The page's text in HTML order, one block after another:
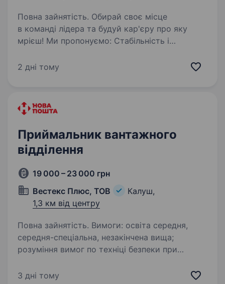
Повна зайнятість. Обирай своє місце
в команді лідера та будуй кар'єру про яку
мрієш! Ми пропонуємо: Стабільність і
ти це відчуєш. Офіційне працевлаштування —
2 дні тому
Приймальник вантажного
відділення
19 000 – 23 000 грн
Вестекс Плюс, ТОВ
Калуш,
1,3 км від центру
Повна зайнятість. Вимоги: освіта середня,
середня-спеціальна, незакінчена вища;
розуміння вимог по техніці безпеки при
розвантажувальних робіт; вміння виконувати
3 дні тому